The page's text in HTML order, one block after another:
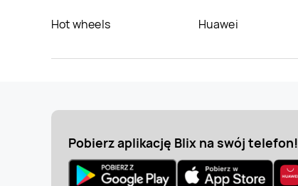
Hot wheels Huawei
Pobierz aplikację Blix na swój telefon!